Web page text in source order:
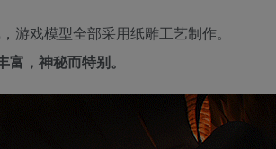
游戏模型全部采用纸雕工艺制作。
富，神秘而特别。